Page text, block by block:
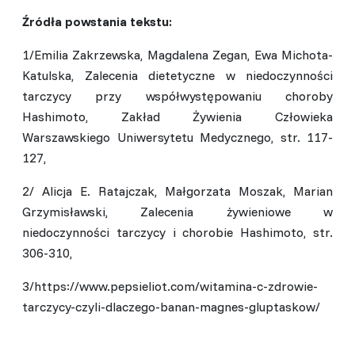
Źródła powstania tekstu:
1/Emilia Zakrzewska, Magdalena Zegan, Ewa Michota-
Katulska, Zalecenia dietetyczne w niedoczynności
tarczycy przy współwystępowaniu choroby
Hashimoto, Zakład Żywienia Człowieka
Warszawskiego Uniwersytetu Medycznego, str. 117-
127,
2/ Alicja E. Ratajczak, Małgorzata Moszak, Marian
Grzymisławski, Zalecenia żywieniowe w
niedoczynności tarczycy i chorobie Hashimoto, str.
306-310,
3/https://www.pepsieliot.com/witamina-c-zdrowie-
tarczycy-czyli-dlaczego-banan-magnes-gluptaskow/